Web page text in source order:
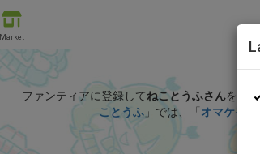
Market
ファンティアに登録してねことうふさんを応
ことうふ 」では、「 オマケイラ